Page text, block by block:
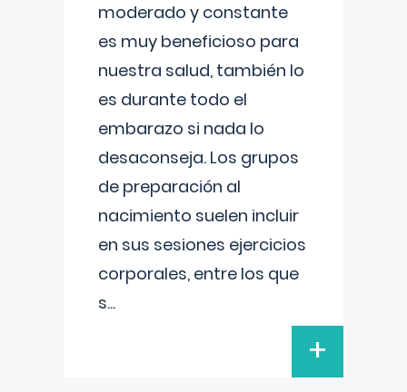
moderado y constante
es muy beneficioso para
nuestra salud, también lo
es durante todo el
embarazo si nada lo
desaconseja. Los grupos
de preparación al
nacimiento suelen incluir
en sus sesiones ejercicios
corporales, entre los que
s...
+